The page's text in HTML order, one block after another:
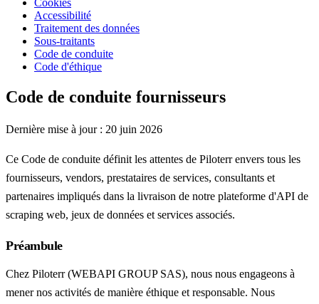
Accessibilité
Traitement des données
Sous-traitants
Code de conduite
Code d'éthique
Code de conduite fournisseurs
Dernière mise à jour : 20 juin 2026
Ce Code de conduite définit les attentes de Piloterr envers tous les
fournisseurs, vendors, prestataires de services, consultants et
partenaires impliqués dans la livraison de notre plateforme d'API de
scraping web, jeux de données et services associés.
Préambule
Chez Piloterr (WEBAPI GROUP SAS), nous nous engageons à
mener nos activités de manière éthique et responsable. Nous